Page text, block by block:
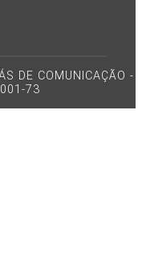
DE COMUNICAÇÃO -
73